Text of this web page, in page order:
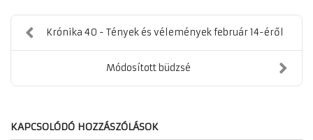
Krónika 40 - Tények és vélemények február 14-éről
Módosított büdzsé
KAPCSOLÓDÓ HOZZÁSZÓLÁSOK